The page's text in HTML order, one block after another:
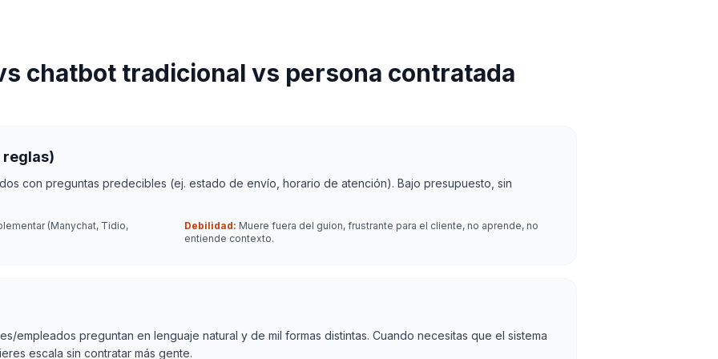
chatbot tradicional vs persona contratada
reglas)
con preguntas predecibles (ej. estado de envío, horario de atención). Bajo presupuesto, sin
(Manychat, Tidio, Debilidad: Muere fuera del guion, frustrante para el cliente, no aprende, no
entiende contexto.
empleados preguntan en lenguaje natural y de mil formas distintas. Cuando necesitas que el sistema
escala sin contratar más gente.